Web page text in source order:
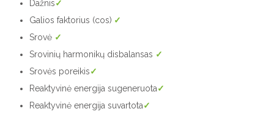
Dažnis✓
Galios faktorius (cos) ✓
Srovė ✓
Srovinių harmonikų disbalansas ✓
Srovės poreikis✓
Reaktyvinė energija sugeneruota✓
Reaktyvinė energija suvartota✓